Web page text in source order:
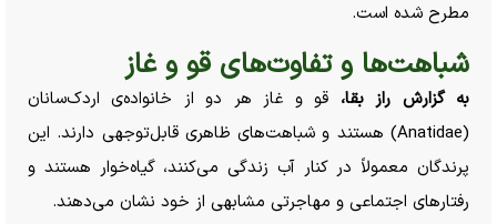
مطرح شده است.
شباهت‌ها و تفاوت‌های قو و غاز
به گزارش راز بقا، قو و غاز هر دو از خانواده‌ی اردک‌سانان
(Anatidae) هستند و شباهت‌های ظاهری قابل‌توجهی دارند. این
پرندگان معمولاً در کنار آب زندگی می‌کنند، گیاه‌خوار هستند و
رفتار‌های اجتماعی و مهاجرتی مشابهی از خود نشان می‌دهند.